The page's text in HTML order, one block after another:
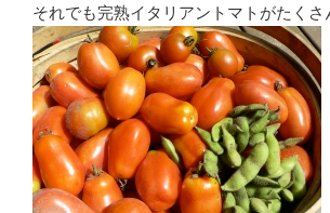
それでも完熟イタリアントマトがたくさ